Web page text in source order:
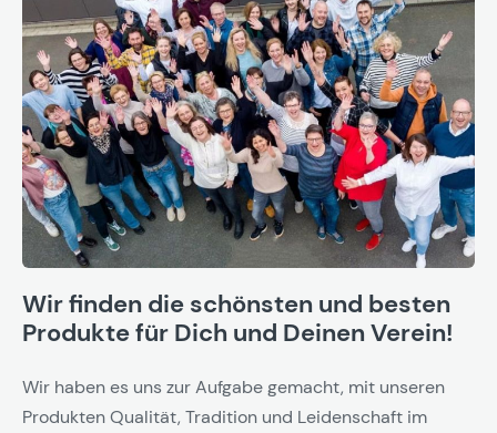
Wir finden die schönsten und besten
Produkte für Dich und Deinen Verein!
Wir haben es uns zur Aufgabe gemacht, mit unseren
Produkten Qualität, Tradition und Leidenschaft im